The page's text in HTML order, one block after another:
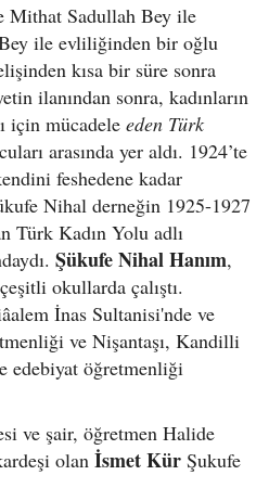
Mithat Sadullah Bey ile
ile evliliğinden bir oğlu
kısa bir süre sonra
ilanından sonra, kadınların
için mücadele eden Türk
arasında yer aldı. 1924’te
feshedene kadar
Nihal derneğin 1925-1927
Türk Kadın Yolu adlı
Şükufe Nihal Hanım,
okullarda çalıştı.
İnas Sultanisi'nde ve
ve Nişantaşı, Kandilli
edebiyat öğretmenliği
ve şair, öğretmen Halide
olan İsmet Kür Şukufe